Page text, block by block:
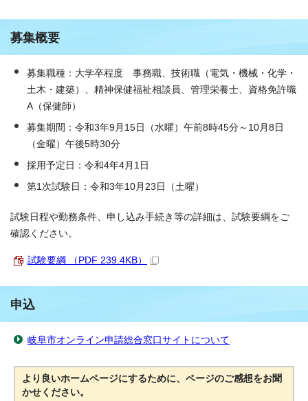
募集概要
募集職種：大学卒程度 事務職、技術職（電気・機械・化学・
土木・建築）、精神保健福祉相談員、管理栄養士、資格免許職
A（保健師）
募集期間：令和3年9月15日（水曜）午前8時45分～10月8日
（金曜）午後5時30分
採用予定日：令和4年4月1日
第1次試験日：令和3年10月23日（土曜）
試験日程や勤務条件、申し込み手続き等の詳細は、試験要綱をご
確認ください。
試験要綱 （PDF 239.4KB）
申込
岐阜市オンライン申請総合窓口サイトについて
より良いホームページにするために、ページのご感想をお聞
かせください。